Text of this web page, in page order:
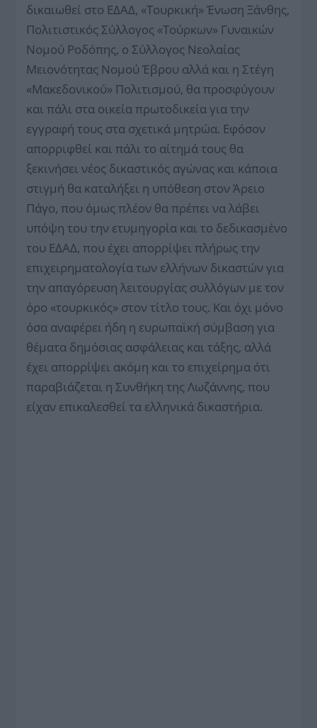
δικαιωθεί στο ΕΔΑΔ, «Τουρκική» Ένωση Ξάνθης,
Πολιτιστικός Σύλλογος «Τούρκων» Γυναικών
Νομού Ροδόπης, ο Σύλλογος Νεολαίας
Μειονότητας Νομού Έβρου αλλά και η Στέγη
«Μακεδονικού» Πολιτισμού, θα προσφύγουν
και πάλι στα οικεία πρωτοδικεία για την
εγγραφή τους στα σχετικά μητρώα. Εφόσον
απορριφθεί και πάλι το αίτημά τους θα
ξεκινήσει νέος δικαστικός αγώνας και κάποια
στιγμή θα καταλήξει η υπόθεση στον Άρειο
Πάγο, που όμως πλέον θα πρέπει να λάβει
υπόψη του την ετυμηγορία και το δεδικασμένο
του ΕΔΑΔ, που έχει απορρίψει πλήρως την
επιχειρηματολογία των ελλήνων δικαστών για
την απαγόρευση λειτουργίας συλλόγων με τον
όρο «τουρκικός» στον τίτλο τους. Και όχι μόνο
όσα αναφέρει ήδη η ευρωπαϊκή σύμβαση για
θέματα δημόσιας ασφάλειας και τάξης, αλλά
έχει απορρίψει ακόμη και το επιχείρημα ότι
παραβιάζεται η Συνθήκη της Λωζάννης, που
είχαν επικαλεσθεί τα ελληνικά δικαστήρια.